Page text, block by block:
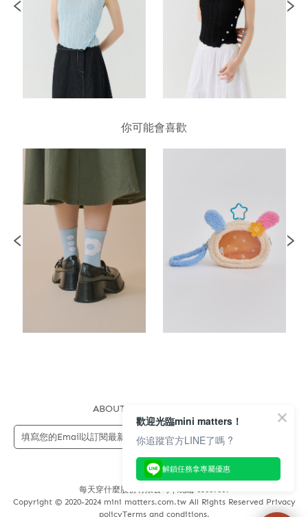
你可能會喜歡
ABOUT US
每天穿什麼股份有限公司 | 統編 83689089
Copyright © 2020-2024 mini matters.com.tw All Rights Reserved Privacy
policyTerms and conditions.
歡迎光臨mini matters！
你追蹤官方LINE了嗎 ?
解鎖任務拿專屬優惠